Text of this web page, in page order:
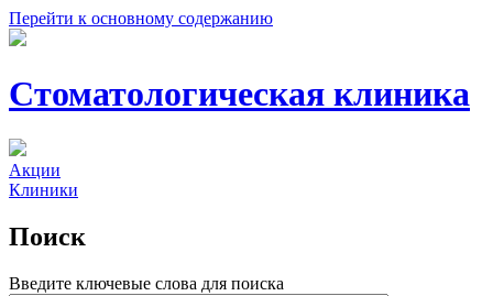
Перейти к основному содержанию
Стоматологическая клиника
Акции
Клиники
Поиск
Введите ключевые слова для поиска